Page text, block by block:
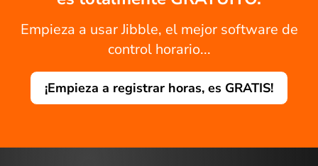
Empieza a usar Jibble, el mejor software de
control horario...
¡Empieza a registrar horas, es GRATIS!